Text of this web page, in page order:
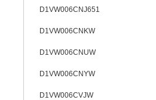
D1VW006CNJ651
D1VW006CNKW
D1VW006CNUW
D1VW006CNYW
D1VW006CVJW